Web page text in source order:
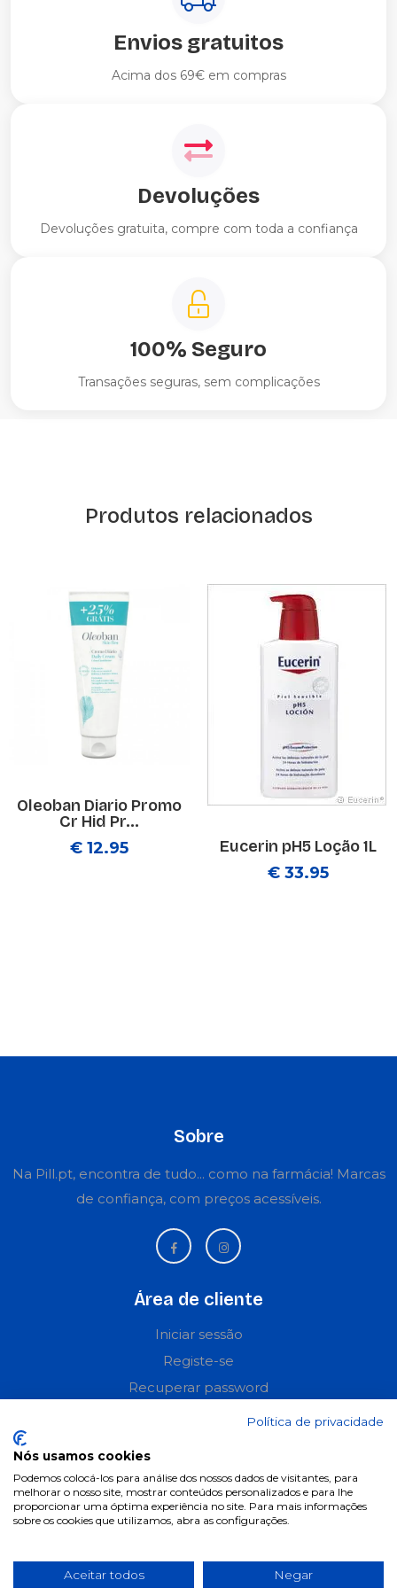
Envios gratuitos
Acima dos 69€ em compras
Devoluções
Devoluções gratuita, compre com toda a confiança
100% Seguro
Transações seguras, sem complicações
Produtos relacionados
Oleoban Diario Promo
Cr Hid Pr...
€ 12.95
Eucerin pH5 Loção 1L
€ 33.95
Sobre
Na Pill.pt, encontra de tudo... como na farmácia! Marcas
de confiança, com preços acessíveis.
Área de cliente
Iniciar sessão
Registe-se
Recuperar password
Perguntas frequentes
Informações
Termos & Condições
Política de privacidade
Condições de campanhas
Política de privacidade
Nós usamos cookies
Podemos colocá-los para análise dos nossos dados de visitantes, para
melhorar o nosso site, mostrar conteúdos personalizados e para lhe
proporcionar uma óptima experiência no site. Para mais informações
sobre os cookies que utilizamos, abra as configurações.
Aceitar todos Negar